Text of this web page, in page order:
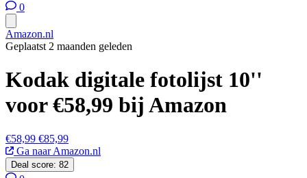
0
Amazon.nl
Geplaatst 2 maanden geleden
Kodak digitale fotolijst 10''
voor €58,99 bij Amazon
€58,99 €85,99
Ga naar Amazon.nl
Deal score: 82